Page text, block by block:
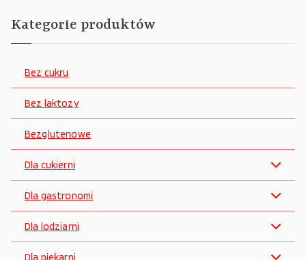
Kategorie produktów
Bez cukru
Bez laktozy
Bezglutenowe
Dla cukierni
Dla gastronomi
Dla lodziarni
Dla piekarni